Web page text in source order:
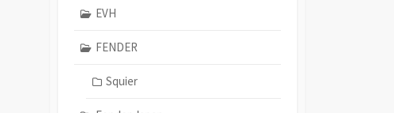
EVH
FENDER
Squier